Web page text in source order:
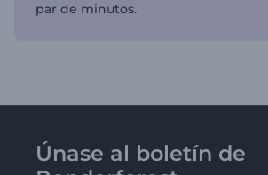
par de minutos.
Únase al boletín de